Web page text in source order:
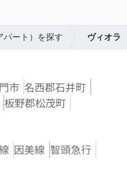
パート）を探す ヴィオラ
市 名西郡石井町
板野郡松茂町
因美線 智頭急行